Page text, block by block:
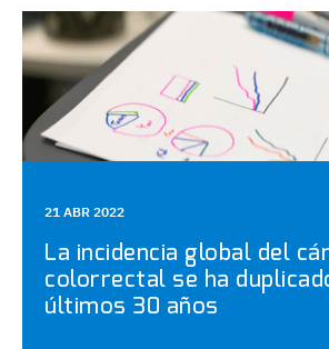
21 ABR 2022
La incidencia global del
colorrectal se ha
últimos 30 años